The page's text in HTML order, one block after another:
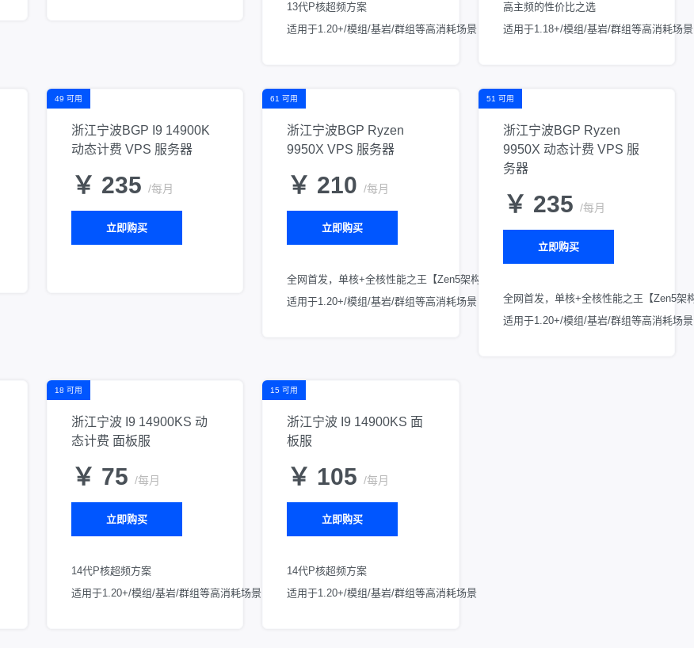
13代P核超频方案
适用于1.20+/模组/基岩/群组等高消耗场景
高主频的性价比之选
适用于1.18+/模组/基岩/群组等高消耗场景
49 可用
浙江宁波BGP I9 14900K
动态计费 VPS 服务器
￥ 235 /每月
立即购买
61 可用
浙江宁波BGP Ryzen
9950X VPS 服务器
￥ 210 /每月
立即购买
全网首发，单核+全核性能之王【Zen5架构】
适用于1.20+/模组/基岩/群组等高消耗场景
51 可用
浙江宁波BGP Ryzen
9950X 动态计费 VPS 服
务器
￥ 235 /每月
立即购买
全网首发，单核+全核性能之王【Zen5架
适用于1.20+/模组/基岩/群组等高消耗场景
18 可用
浙江宁波 I9 14900KS 动
态计费 面板服
￥ 75 /每月
立即购买
14代P核超频方案
适用于1.20+/模组/基岩/群组等高消耗场景
15 可用
浙江宁波 I9 14900KS 面
板服
￥ 105 /每月
立即购买
14代P核超频方案
适用于1.20+/模组/基岩/群组等高消耗场景